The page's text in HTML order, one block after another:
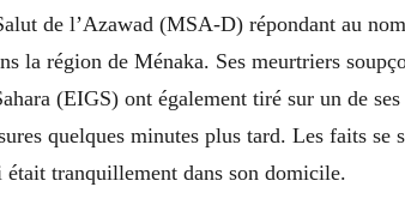
de l’Azawad (MSA-D) répondant au
la région de Ménaka. Ses meurtriers
(EIGS) ont également tiré sur un de
quelques minutes plus tard. Les faits se
tranquillement dans son domicile.